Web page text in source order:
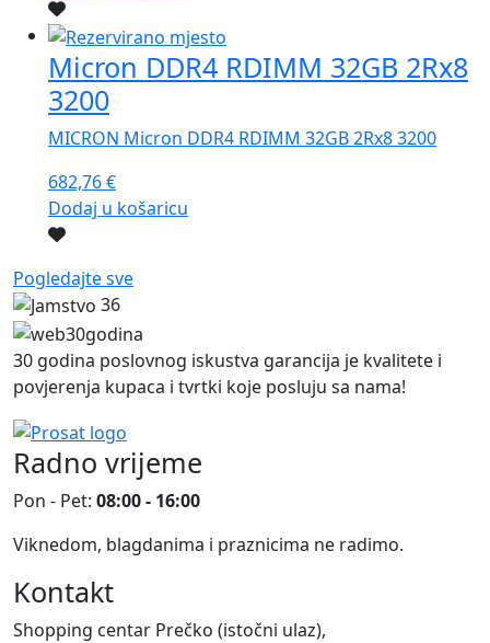
Micron DDR4 RDIMM 32GB 2Rx8
3200
MICRON Micron DDR4 RDIMM 32GB 2Rx8 3200
682,76€
Dodaj u košaricu
Pogledajte sve
36
30 godina poslovnog iskustva garancija je kvalitete i
povjerenja kupaca i tvrtki koje posluju sa nama!
Radno vrijeme
Pon - Pet: 08:00 - 16:00
Viknedom, blagdanima i praznicima ne radimo.
Kontakt
Shopping centar Prečko (istočni ulaz),